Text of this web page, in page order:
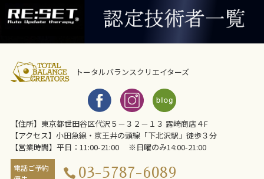
トータルバランスクリエイターズ
【住所】東京都世田谷区代沢５－３２－１３ 露崎商店４F
【アクセス】小田急線・京王井の頭線「下北沢駅」徒歩３分
【営業時間】平日：11:00-21:00 ※日曜のみ14:00-21:00
電話ご予約
03-5787-6089